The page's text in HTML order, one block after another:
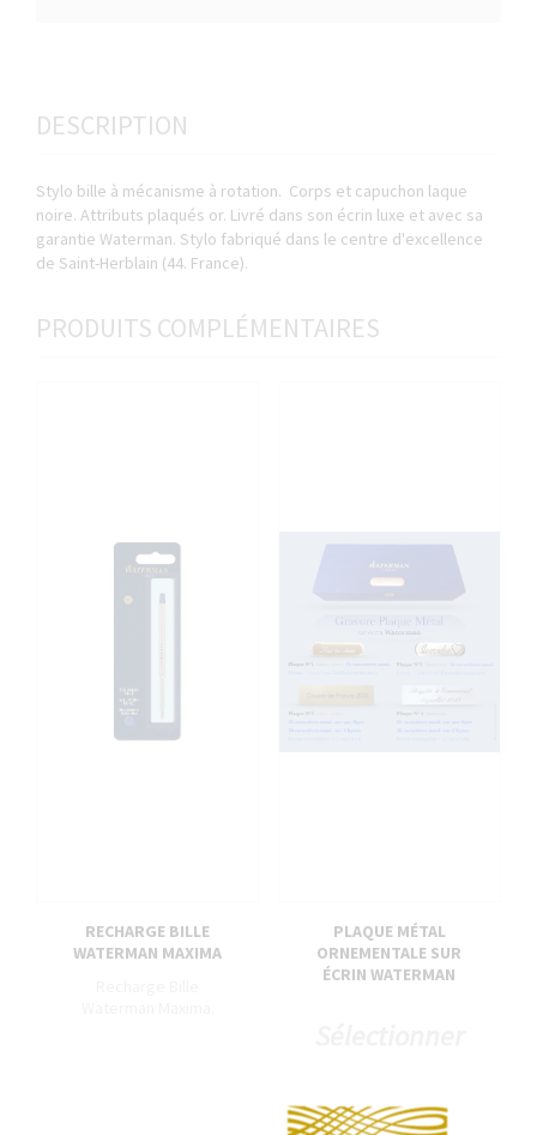
DESCRIPTION
Stylo bille à mécanisme à rotation. Corps et capuchon laque
noire. Attributs plaqués or. Livré dans son écrin luxe et avec sa
garantie Waterman. Stylo fabriqué dans le centre d'excellence
de Saint-Herblain (44. France).
PRODUITS COMPLÉMENTAIRES
RECHARGE BILLE
WATERMAN MAXIMA
PLAQUE MÉTAL
ORNEMENTALE SUR
ÉCRIN WATERMAN
plaque, la